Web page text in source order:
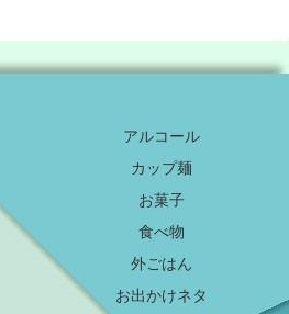
アルコール
カップ麺
お菓子
食べ物
外ごはん
お出かけネタ